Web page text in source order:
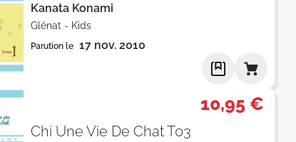
Kanata Konami
Glénat - Kids
Parution le 17 nov. 2010
10,95 €
Chi Une Vie De Chat T03